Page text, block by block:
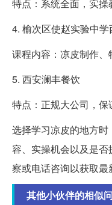
特点：系统全面，实操
4. 榆次区使赵实验中
课程内容：凉皮制作、
5. 西安澜丰餐饮
特点：正规大公司，保
选择学习凉皮的地方
容、实操机会以及是
察或电话咨询以获取最
其他小伙伴的相似